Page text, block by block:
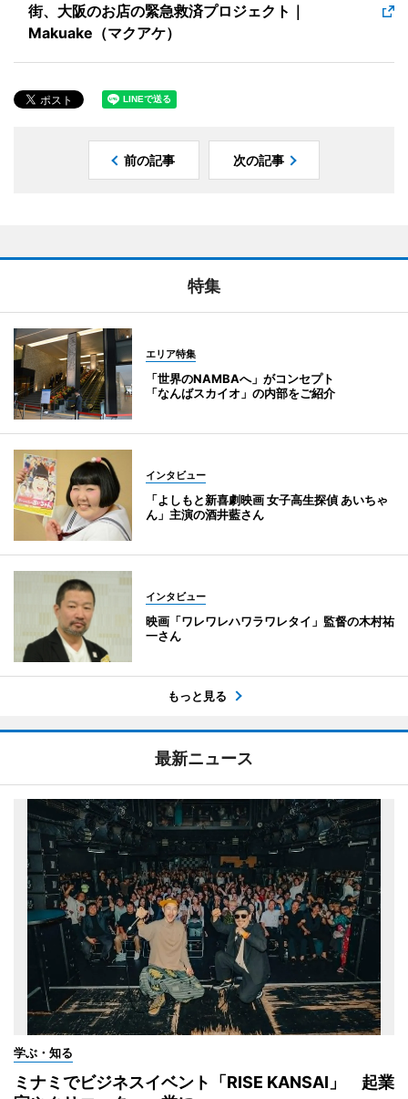
街、大阪のお店の緊急救済プロジェクト｜
Makuake（マクアケ）
前の記事 次の記事
特集
エリア特集
「世界のNAMBAへ」がコンセプト
「なんばスカイオ」の内部をご紹介
インタビュー
「よしもと新喜劇映画 女子高生探偵 あいちゃ
ん」主演の酒井藍さん
インタビュー
映画「ワレワレハワラワレタイ」監督の木村祐
一さん
もっと見る
最新ニュース
学ぶ・知る
ミナミでビジネスイベント「RISE KANSAI」 起業